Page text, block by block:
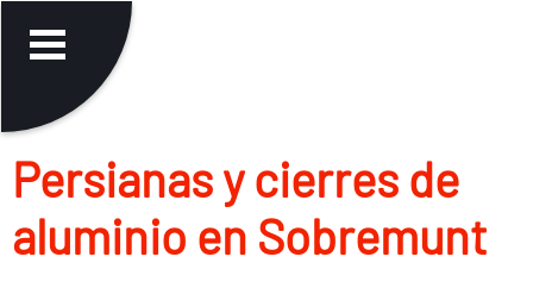
Persianas y cierres de
aluminio en Sobremunt